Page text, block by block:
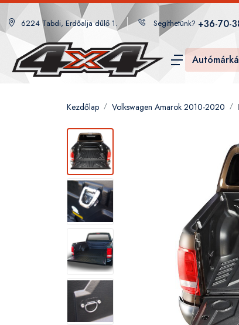
6224 Tabdi, Erdőalja dűlő 1. Segíthetünk? +36-70-
Kezdőlap Volkswagen Amarok 2010-2020